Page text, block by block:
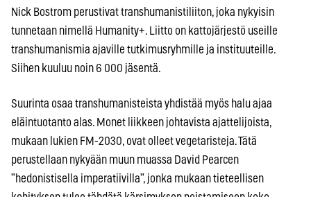
Nick Bostrom perustivat transhumanistiliiton, joka nykyisin
tunnetaan nimellä Humanity+. Liitto on kattojärjestö useille
transhumanismia ajaville tutkimusryhmille ja instituuteille.
Siihen kuuluu noin 6 000 jäsentä.
Suurinta osaa transhumanisteista yhdistää myös halu ajaa
eläintuotanto alas. Monet liikkeen johtavista ajattelijoista,
mukaan lukien FM-2030, ovat olleet vegetaristeja. Tätä
perustellaan nykyään muun muassa David Pearcen
”hedonistisella imperatiivilla”, jonka mukaan tieteellisen